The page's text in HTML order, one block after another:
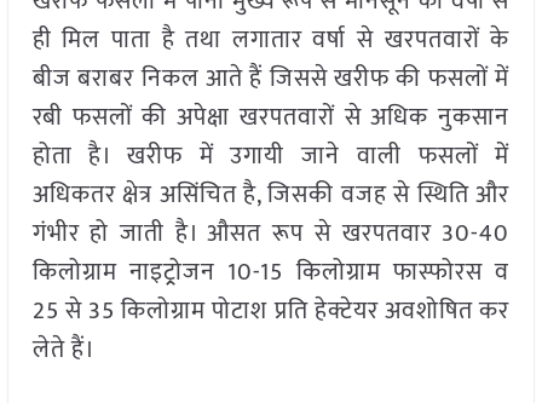
ही मिल पाता है तथा लगातार वर्षा से खरपतवारों के
बीज बराबर निकल आते हैं जिससे खरीफ की फसलों में
रबी फसलों की अपेक्षा खरपतवारों से अधिक नुकसान
होता है। खरीफ में उगायी जाने वाली फसलों में
अधिकतर क्षेत्र असिंचित है, जिसकी वजह से स्थिति और
गंभीर हो जाती है। औसत रूप से खरपतवार 30-40
किलोग्राम नाइट्र्रोजन 10-15 किलोग्राम फास्फोरस व
25 से 35 किलोग्राम पोटाश प्रति हेक्टेयर अवशोषित कर
लेते हैं।